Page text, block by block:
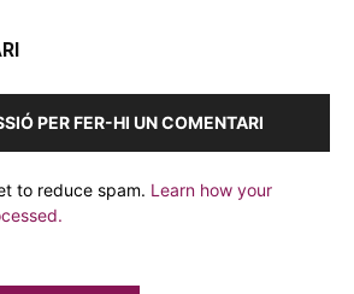
PER FER-HI UN COMENTARI
to reduce spam. Learn how your